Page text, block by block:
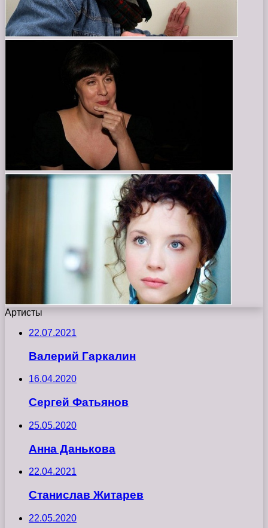
Артисты
22.07.2021
Валерий Гаркалин
16.04.2020
Сергей Фатьянов
25.05.2020
Анна Данькова
22.04.2021
Станислав Житарев
22.05.2020